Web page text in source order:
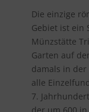
Die einzige
Gebiet ist ein
Münzstätte
Garten auf
damals in der
alle
7.